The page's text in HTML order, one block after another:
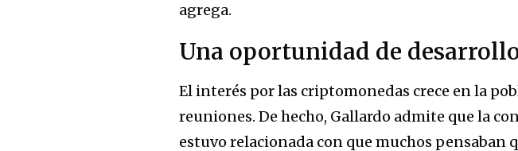
agrega.
Una oportunidad de
El interés por las criptomonedas crece en la
reuniones. De hecho, Gallardo admite que la
estuvo relacionada con que muchos pensaban